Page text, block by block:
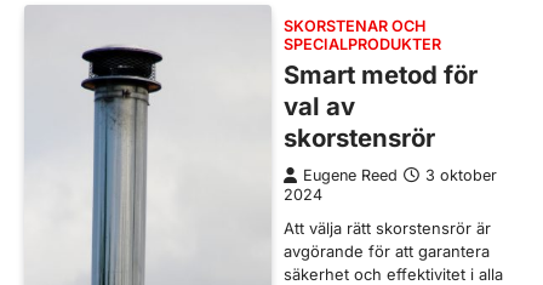
SKORSTENAR OCH
SPECIALPRODUKTER
Smart metod för
val av
skorstensrör
Eugene Reed
3 oktober
2024
Att välja rätt skorstensrör är
avgörande för att garantera
säkerhet och effektivitet i alla